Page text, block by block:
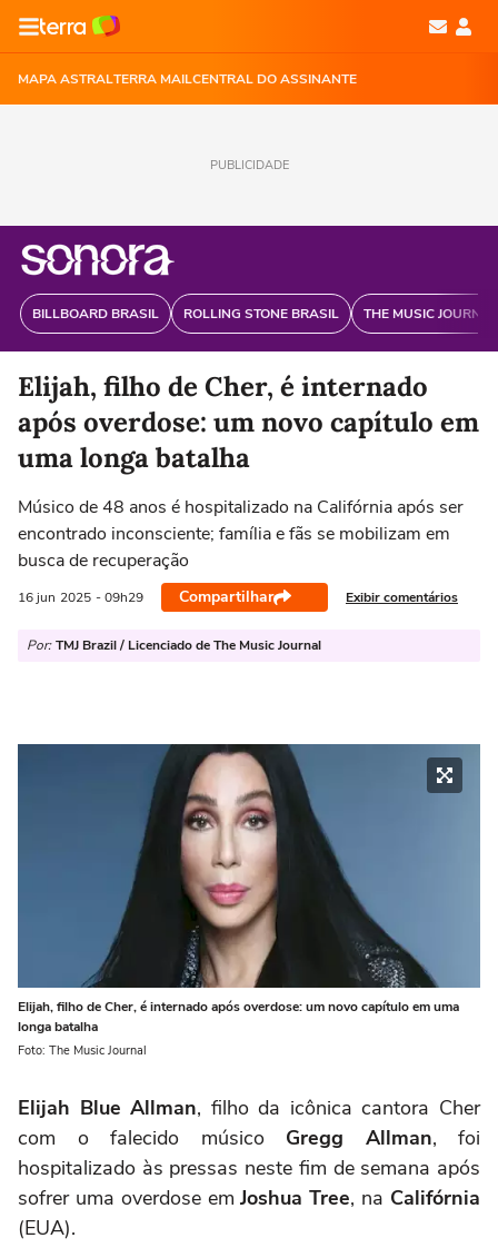
MAPA ASTRALTERRA MAILCENTRAL DO ASSINANTE
PUBLICIDADE
BILLBOARD BRASIL ROLLING STONE BRASIL THE MUSIC
Elijah, filho de Cher, é internado
após overdose: um novo capítulo em
uma longa batalha
Músico de 48 anos é hospitalizado na Califórnia após ser
encontrado inconsciente; família e fãs se mobilizam em
busca de recuperação
16 jun 2025 - 09h29 Compartilhar Exibir comentários
Por: TMJ Brazil / Licenciado de The Music Journal
Elijah, filho de Cher, é internado após overdose: um novo capítulo em uma
longa batalha
Foto: The Music Journal
Elijah Blue Allman, filho da icônica cantora Cher
com o falecido músicoGregg Allman, foi
hospitalizado às pressas neste fim de semana após
sofrer uma overdose emJoshua Tree, na Califórnia
(EUA).